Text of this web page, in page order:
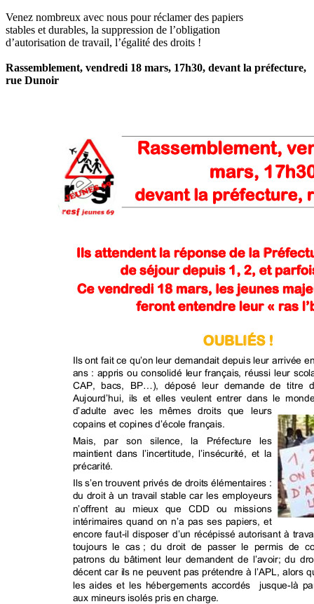
Venez nombreux avec nous pour réclamer des papiers
stables et durables, la suppression de l’obligation
d’autorisation de travail, l’égalité des droits !
Rassemblement, vendredi 18 mars, 17h30, devant la préfecture,
rue Dunoir